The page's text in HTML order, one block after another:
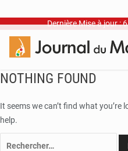
Dernière Mise à jour :
NOTHING FOUND
It seems we can’t find what
help.